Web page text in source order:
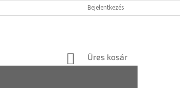
FOGYASZTÓVÉDELMI TÁJÉKOZTATÓ JOGI NYILATKOZAT
Bejelentkezés
KOSÁR
Üres kosár